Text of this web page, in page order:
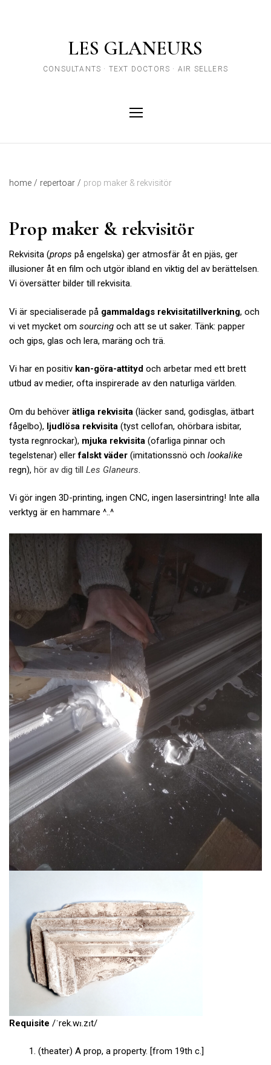
LES GLANEURS
CONSULTANTS · TEXT DOCTORS · AIR SELLERS
home / repertoar / prop maker & rekvisitör
Prop maker & rekvisitör
Rekvisita (props på engelska) ger atmosfär åt en pjäs, ger
illusioner åt en film och utgör ibland en viktig del av berättelsen.
Vi översätter bilder till rekvisita.
Vi är specialiserade på gammaldags rekvisitatillverkning, och
vi vet mycket om sourcing och att se ut saker. Tänk: papper
och gips, glas och lera, maräng och trä.
Vi har en positiv kan-göra-attityd och arbetar med ett brett
utbud av medier, ofta inspirerade av den naturliga världen.
Om du behöver ätliga rekvisita (läcker sand, godisglas, ätbart
fågelbo), ljudlösa rekvisita (tyst cellofan, ohörbara isbitar,
tysta regnrockar), mjuka rekvisita (ofarliga pinnar och
tegelstenar) ellerfalskt väder (imitationssnö och lookalike
regn), hör av dig till Les Glaneurs
Vi gör ingen 3D-printing, ingen CNC, ingen lasersintring! Inte alla
verktyg är en hammare ^..^
Requisite /ˈrek.wɪ.zɪt/
(theater) A prop, a property. [from 19th c.]